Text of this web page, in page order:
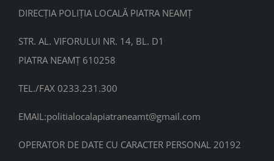
DIRECȚIA POLIȚIA LOCALĂ PIATRA NEAMȚ
STR. AL. VIFORULUI NR. 14, BL. D1
PIATRA NEAMȚ 610258
TEL./FAX 0233.231.300
EMAIL:politialocalapiatraneamt@gmail.com
OPERATOR DE DATE CU CARACTER PERSONAL 20192